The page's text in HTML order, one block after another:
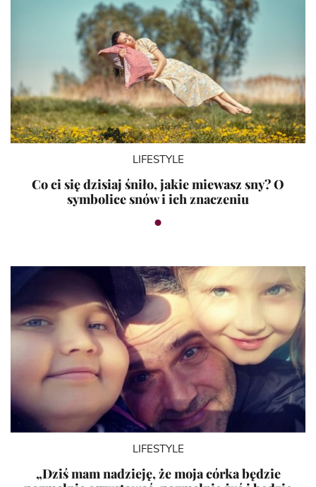
LIFESTYLE
Co ci się dzisiaj śniło, jakie miewasz sny? O
symbolice snów i ich znaczeniu
LIFESTYLE
„Dziś mam nadzieję, że moja córka będzie